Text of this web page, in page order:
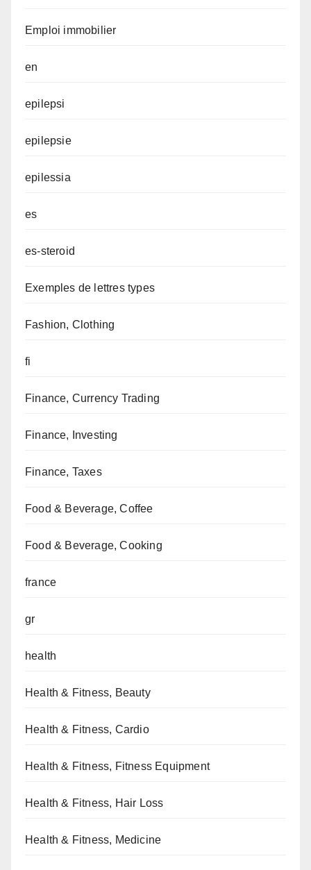
Emploi immobilier
en
epilepsi
epilepsie
epilessia
es
es-steroid
Exemples de lettres types
Fashion, Clothing
fi
Finance, Currency Trading
Finance, Investing
Finance, Taxes
Food & Beverage, Coffee
Food & Beverage, Cooking
france
gr
health
Health & Fitness, Beauty
Health & Fitness, Cardio
Health & Fitness, Fitness Equipment
Health & Fitness, Hair Loss
Health & Fitness, Medicine